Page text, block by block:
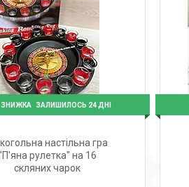
ЗАЛИШИЛОСЬ 24 ДНІ
настільна гра
рулетка" на 16
скляних чарок